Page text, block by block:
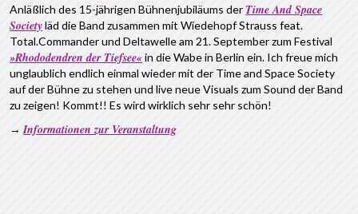
Anläßlich des 15-jährigen Bühnenjubiläums der Time And Space
Societyläd die Band zusammen mit Wiedehopf Strauss feat.
Total.Commander und Deltawelle am 21. September zum Festival
»Rhododendren der Tiefsee«in die Wabe in Berlin ein. Ich freue mich
unglaublich endlich einmal wieder mit der Time and Space Society
auf der Bühne zu stehen und live neue Visuals zum Sound der Band
zu zeigen! Kommt!! Es wird wirklich sehr sehr schön!
→Informationen zur Veranstaltung